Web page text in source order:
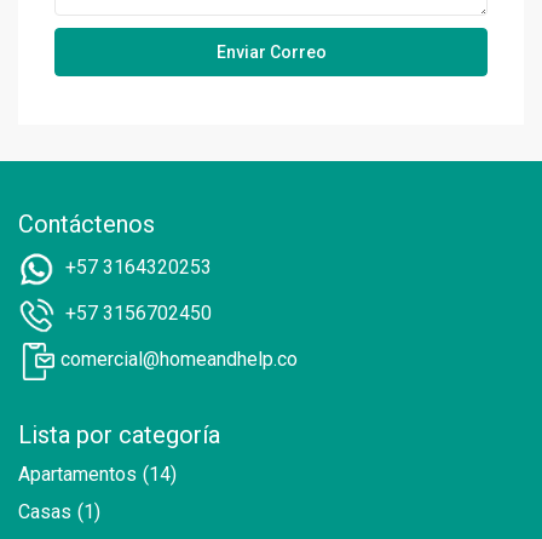
Contáctenos
+57 3164320253
+57 3156702450
comercial@homeandhelp.co
Lista por categoría
Apartamentos (14)
Casas (1)